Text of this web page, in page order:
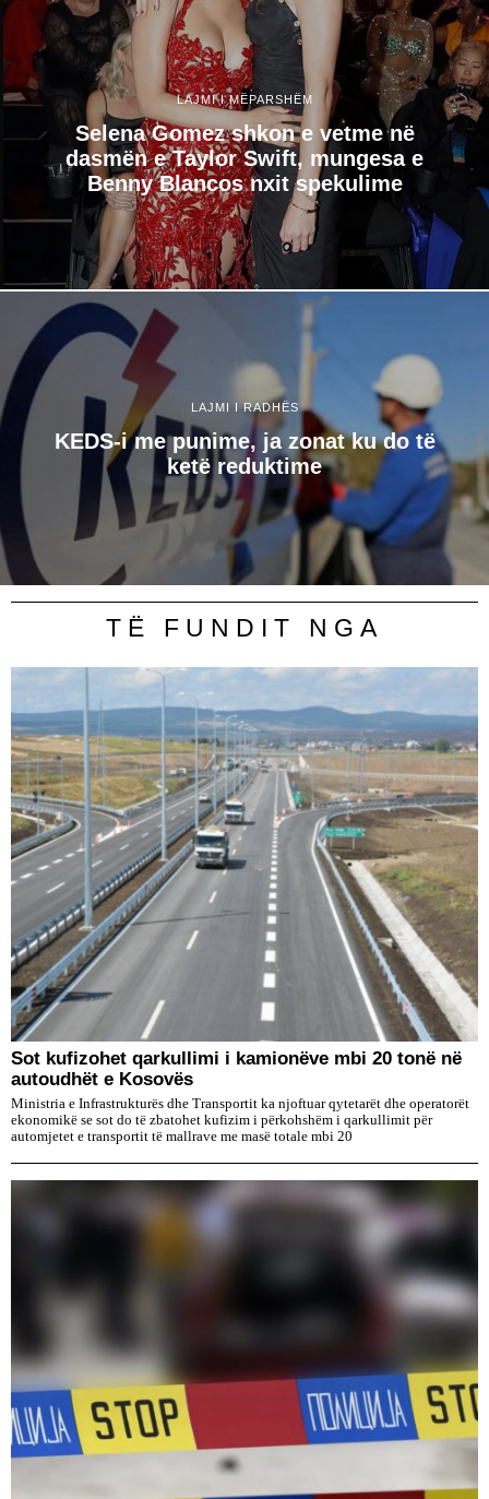
LAJMI I MËPARSHËM
Selena Gomez shkon e vetme në
dasmën e Taylor Swift, mungesa e
Benny Blancos nxit spekulime
LAJMI I RADHËS
KEDS-i me punime, ja zonat ku do të
ketë reduktime
TË FUNDIT NGA
Sot kufizohet qarkullimi i kamionëve mbi 20 tonë në
autoudhët e Kosovës
Ministria e Infrastrukturës dhe Transportit ka njoftuar qytetarët dhe operatorët
ekonomikë se sot do të zbatohet kufizim i përkohshëm i qarkullimit për
automjetet e transportit të mallrave me masë totale mbi 20